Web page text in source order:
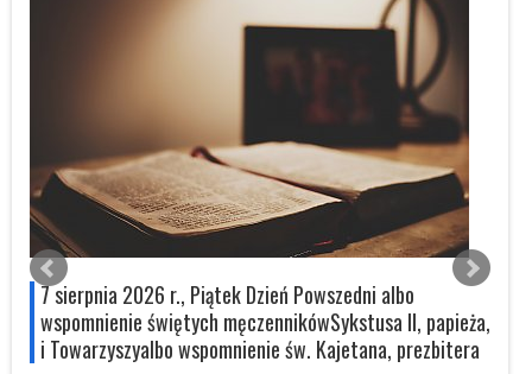
7 sierpnia 2026 r., Piątek Dzień Powszedni albo
wspomnienie świętych męczennikówSykstusa II, papieża,
i Towarzyszyalbo wspomnienie św. Kajetana, prezbitera